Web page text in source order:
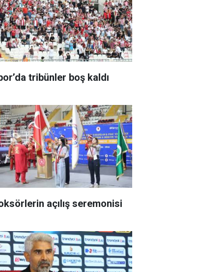
tribünler boş kaldı
açılış seremonisi